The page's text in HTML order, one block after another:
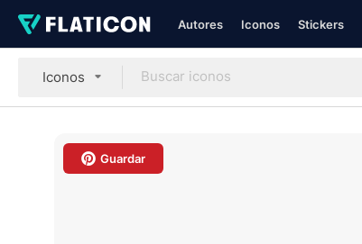
Autores Iconos Stickers
Iconos
Guardar